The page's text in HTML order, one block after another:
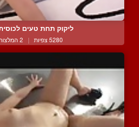
ליקוק תחת טעים
5280 צפיות | 2 המלצות